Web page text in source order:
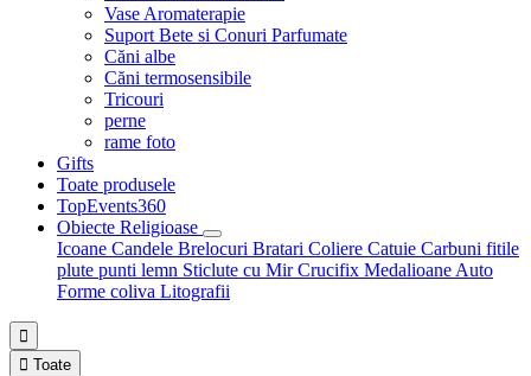
Vase Aromaterapie
Suport Bete si Conuri Parfumate
Căni albe
Căni termosensibile
Tricouri
perne
rame foto
Gifts
Toate produsele
TopEvents360
Obiecte Religioase
Icoane Candele Brelocuri Bratari Coliere Catuie Carbuni fitile
plute punti lemn Sticlute cu MirCrucifix Medalioane Auto
Forme coliva Litografii

 Toate